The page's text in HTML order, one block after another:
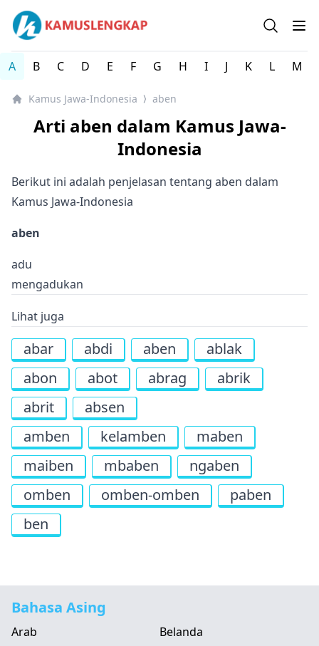
Kamus Lengkap Jawa-Indonesia - Kamus Bahasa Daerah
Open
A B C D E F G H I J K L M
Kamus Jawa-Indonesia ⟩ aben
Arti aben dalam Kamus Jawa-
Indonesia
Berikut ini adalah penjelasan tentang aben dalam
Kamus Jawa-Indonesia
aben
adu
mengadukan
Lihat juga
abar abdi aben
ablak
abon
abot abrag
abrik
abrit
absen
amben
kelamben
maben
maiben
mbaben
ngaben
omben
omben-omben
paben
ben
Bahasa Asing
Arab
Belanda